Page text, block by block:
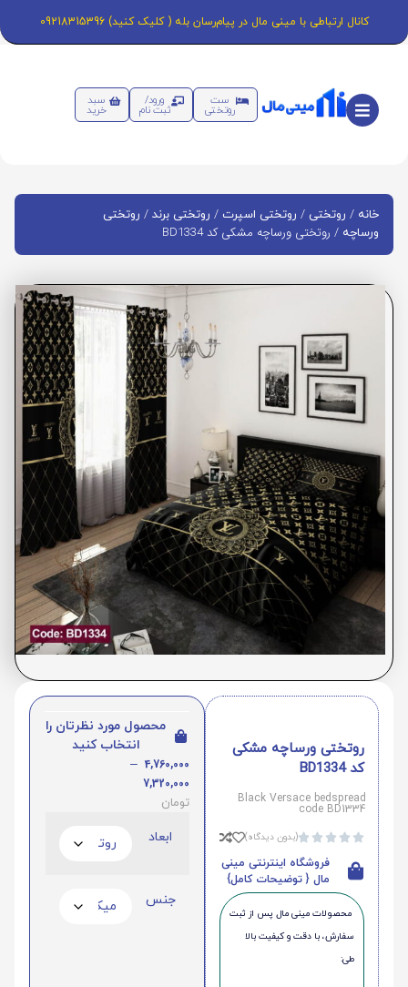
کانال ارتباطی با مینی مال در پیام‌رسان بله ( کلیک کنید) 09218315396
ست
روتختی
ورود/
ثبت نام
سبد
خرید
خانه / روتختی / روتختی اسپرت / روتختی برند / روتختی
ورساچه / روتختی ورساچه مشکی کد BD1334
روتختی ورساچه مشکی
کد BD1334
Black Versace bedspread
code BD1334




(بدون دیدگاه)
فروشگاه اینترنتی مینی
مال { توضیحات کامل}
محصولات مینی‌ مال پس از ثبت
سفارش، با دقت و کیفیت بالا
طی:
محصول مورد نظرتان را
انتخاب کنید
4,760,000
–
7,320,000
تومان
ابعاد
جنس